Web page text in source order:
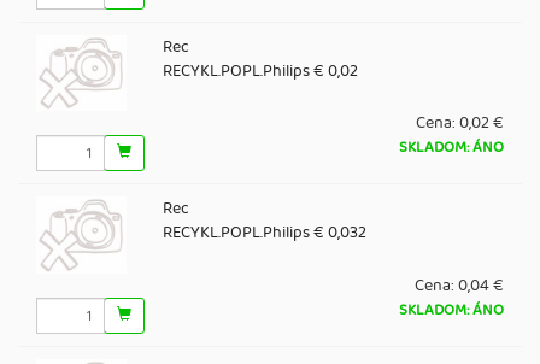
Rec
RECYKL.POPL.Philips € 0,02
Cena:0,02 €
SKLADOM: ÁNO
Rec
RECYKL.POPL.Philips € 0,032
Cena:0,04 €
SKLADOM: ÁNO